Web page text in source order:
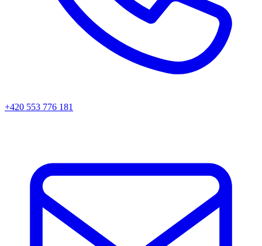
+420 553 776 181